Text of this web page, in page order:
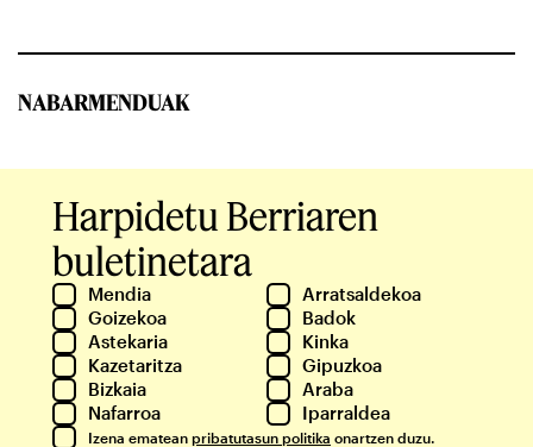
NABARMENDUAK
Harpidetu Berriaren
buletinetara
Mendia
Arratsaldekoa
Goizekoa
Badok
Astekaria
Kinka
Kazetaritza
Gipuzkoa
Bizkaia
Araba
Nafarroa
Iparraldea
Izena ematean pribatutasun politika onartzen duzu.